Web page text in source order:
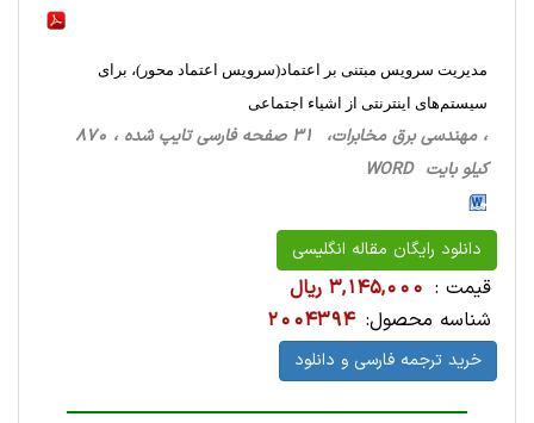
مدیریت سرویس مبتنی بر اعتماد(سرویس اعتماد محور)، برای
سیستم‌های اینترنتی از اشیاء اجتماعی
، مهندسی برق مخابرات، 31 صفحه فارسی تایپ شده ، 870
کیلو بایت WORD
دانلود رایگان مقاله انگلیسی
قیمت : 3,145,000 ریال
شناسه محصول: 2004394
خرید ترجمه فارسی و دانلود